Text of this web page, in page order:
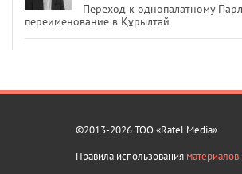
Переход к однопалатному
переименование в Құрылтай
©2013-2026 ТОО «Ratel Media»
Правила использования материалов